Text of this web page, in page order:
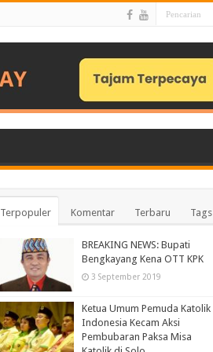
Terpopuler Komentar Terbaru Tags
BREAKING NEWS: Bupati
Bengkayang Kena OTT KPK
3 September 2019
Ketua Umum Pemuda Katolik
Indonesia Kecam Aksi
Pembubaran Paksa Misa